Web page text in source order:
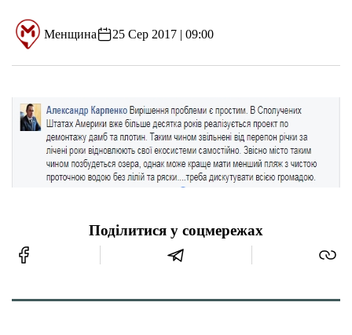
Тексти
Публікації
Про нас
Бюджет
Менщина 25 Сер 2017 | 09:00
Поділитися у соцмережах